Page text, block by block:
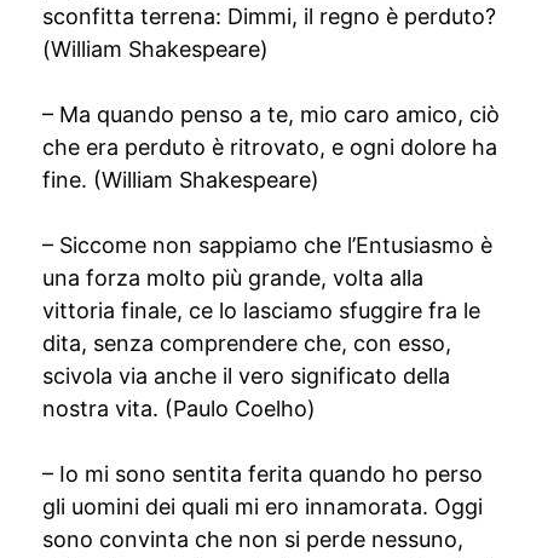
sconfitta terrena: Dimmi, il regno è perduto?
(William Shakespeare)
– Ma quando penso a te, mio caro amico, ciò
che era perduto è ritrovato, e ogni dolore ha
fine. (William Shakespeare)
– Siccome non sappiamo che l’Entusiasmo è
una forza molto più grande, volta alla
vittoria finale, ce lo lasciamo sfuggire fra le
dita, senza comprendere che, con esso,
scivola via anche il vero significato della
nostra vita. (Paulo Coelho)
– Io mi sono sentita ferita quando ho perso
gli uomini dei quali mi ero innamorata. Oggi
sono convinta che non si perde nessuno,